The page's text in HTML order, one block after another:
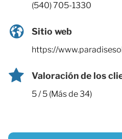
(540) 705-1330
Sitio web
https://
Valoración de los
5 / 5 (Más de 34)